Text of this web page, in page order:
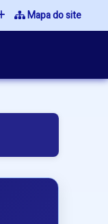
Mapa do site